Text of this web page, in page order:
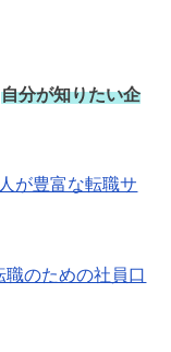
自分が知りたい企
が豊富な転職サ
職のための社員口